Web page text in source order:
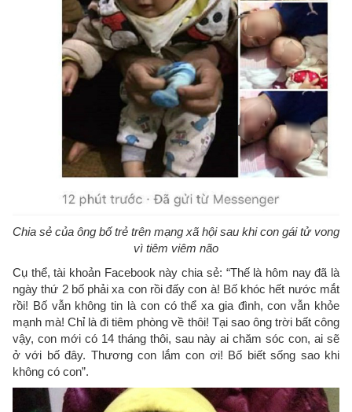
Chia sẻ của ông bố trẻ trên mạng xã hội sau khi con gái tử vong
vì tiêm viêm não
Cụ thể, tài khoản Facebook này chia sẻ: “Thế là hôm nay đã là
ngày thứ 2 bố phải xa con rồi đấy con à! Bố khóc hết nước mắt
rồi! Bố vẫn không tin là con có thể xa gia đình, con vẫn khỏe
mạnh mà! Chỉ là đi tiêm phòng về thôi! Tại sao ông trời bất công
vậy, con mới có 14 tháng thôi, sau này ai chăm sóc con, ai sẽ
ở với bố đây. Thương con lắm con ơi! Bố biết sống sao khi
không có con”.